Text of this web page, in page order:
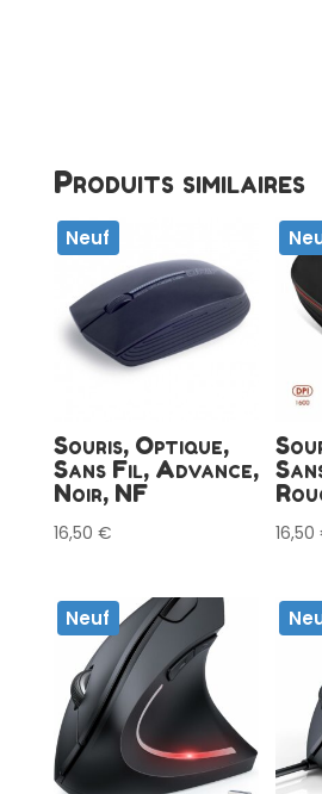
NF
Produits similaires
Neuf
Souris, Optique,
Sans Fil, Advance,
Noir, NF
16,50 € 16,50
Neuf